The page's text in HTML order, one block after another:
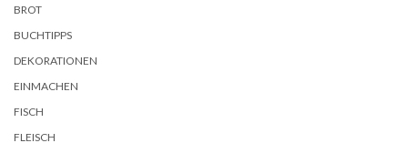
BROT
BUCHTIPPS
DEKORATIONEN
EINMACHEN
FISCH
FLEISCH